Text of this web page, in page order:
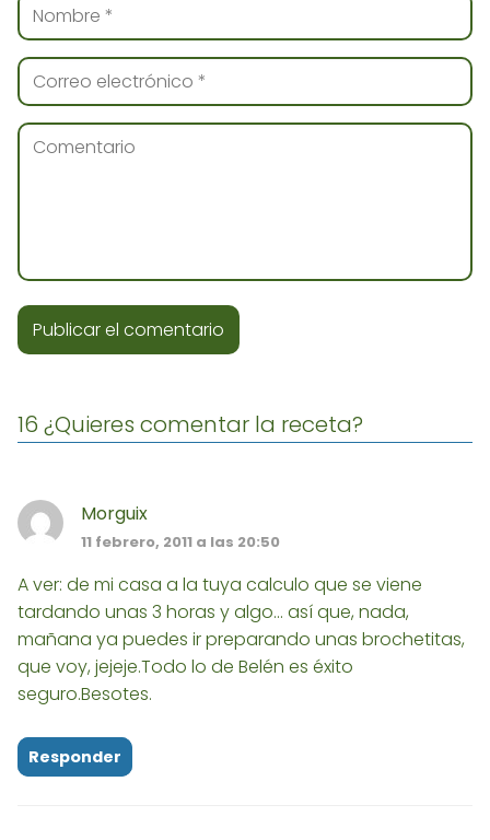
16 ¿Quieres comentar la receta?
Morguix
11 febrero, 2011 a las 20:50
A ver: de mi casa a la tuya calculo que se viene
tardando unas 3 horas y algo... así que, nada,
mañana ya puedes ir preparando unas brochetitas,
que voy, jejeje.Todo lo de Belén es éxito
seguro.Besotes.
Responder